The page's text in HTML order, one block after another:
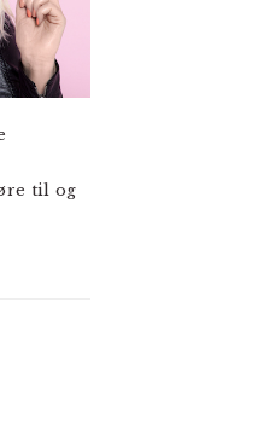
til og